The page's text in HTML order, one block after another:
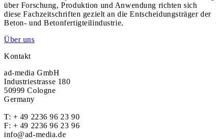
über Forschung, Produktion und Anwendung richten sich
diese Fachzeitschriften gezielt an die Entscheidungsträger der
Beton- und Betonfertigteilindustrie.
Über uns
Kontakt
ad-media GmbH
Industriestrasse 180
50999 Cologne
Germany
T: + 49 2236 96 23 90
F: + 49 2236 96 23 96
info@ad-media.de